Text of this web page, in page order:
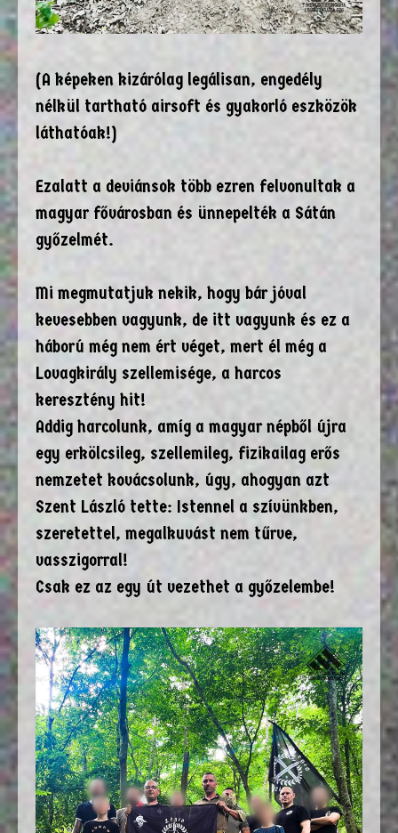
(A képeken kizárólag legálisan, engedély
nélkül tartható airsoft és gyakorló eszközök
láthatóak!)
Ezalatt a deviánsok több ezren felvonultak a
magyar fővárosban és ünnepelték a Sátán
győzelmét.
Mi megmutatjuk nekik, hogy bár jóval
kevesebben vagyunk, de itt vagyunk és ez a
háború még nem ért véget, mert él még a
Lovagkirály szellemisége, a harcos
keresztény hit!
Addig harcolunk, amíg a magyar népből újra
egy erkölcsileg, szellemileg, fizikailag erős
nemzetet kovácsolunk, úgy, ahogyan azt
Szent László tette: Istennel a szívünkben,
szeretettel, megalkuvást nem tűrve,
vasszigorral!
Csak ez az egy út vezethet a győzelembe!